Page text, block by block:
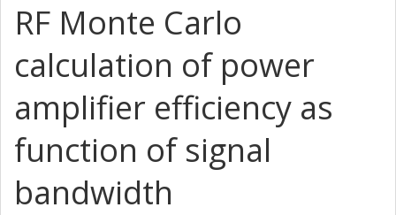
RF Monte Carlo
calculation of power
amplifier efficiency as
function of signal
bandwidth